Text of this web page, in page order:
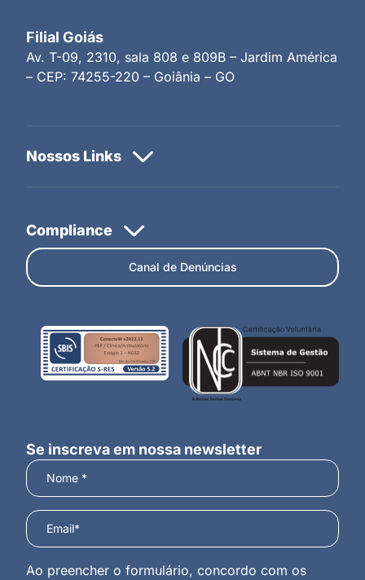
Filial Goiás
Av. T-09, 2310, sala 808 e 809B – Jardim América
– CEP: 74255-220 – Goiânia – GO
Canal de Denúncias
Se inscreva em nossa newsletter
Ao preencher o formulário, concordo com os